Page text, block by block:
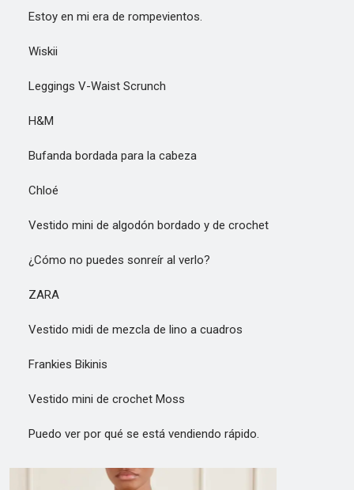
Estoy en mi era de rompevientos.
Wiskii
Leggings V-Waist Scrunch
H&M
Bufanda bordada para la cabeza
Chloé
Vestido mini de algodón bordado y de crochet
¿Cómo no puedes sonreír al verlo?
ZARA
Vestido midi de mezcla de lino a cuadros
Frankies Bikinis
Vestido mini de crochet Moss
Puedo ver por qué se está vendiendo rápido.